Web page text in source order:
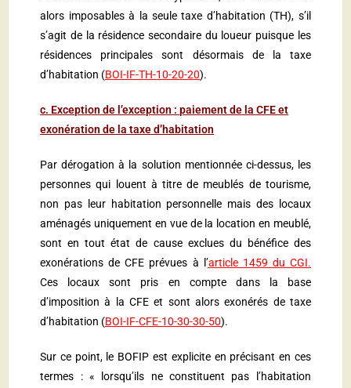
alors imposables à la seule taxe d’habitation (TH), s’il
s’agit de la résidence secondaire du loueur puisque les
résidences principales sont désormais de la taxe
d’habitation (BOI-IF-TH-10-20-20).
c. Exception de l’exception : paiement de la CFE et
exonération de la taxe d’habitation
Par dérogation à la solution mentionnée ci-dessus, les
personnes qui louent à titre de meublés de tourisme,
non pas leur habitation personnelle mais des locaux
aménagés uniquement en vue de la location en meublé,
sont en tout état de cause exclues du bénéfice des
exonérations de CFE prévues à l’article 1459 du CGI.
Ces locaux sont pris en compte dans la base
d’imposition à la CFE et sont alors exonérés de taxe
d’habitation (BOI-IF-CFE-10-30-30-50).
Sur ce point, le BOFIP est explicite en précisant en ces
termes : « lorsqu’ils ne constituent pas l’habitation